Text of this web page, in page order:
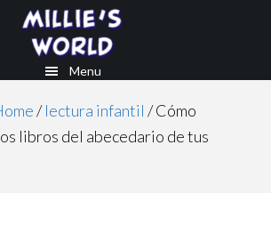
Menu
/ lectura infantil /Cómo
libros del abecedario de tus